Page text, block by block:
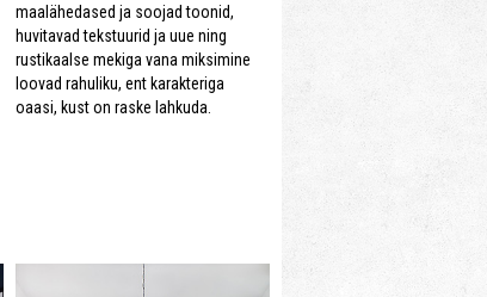
maalähedased ja soojad toonid,
huvitavad tekstuurid ja uue ning
rustikaalse mekiga vana miksimine
loovad rahuliku, ent karakteriga
oaasi, kust on raske lahkuda.